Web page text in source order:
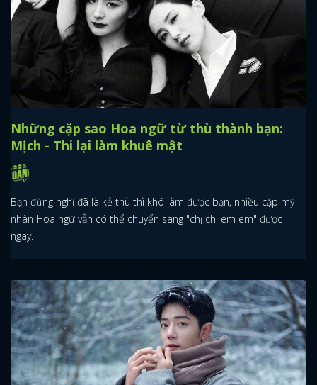
Những cặp sao Hoa ngữ từ thù thành bạn:
Mịch - Thi lại làm khuê mật
Bạn đừng nghĩ đã là kẻ thù thì khó làm được bạn, nhiều cặp mỹ
nhân Hoa ngữ vẫn có thể chuyển sang "chị chị em em" được
ngay.